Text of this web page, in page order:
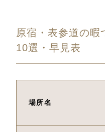
原宿・表参道の暇
10選・早見表
場所名